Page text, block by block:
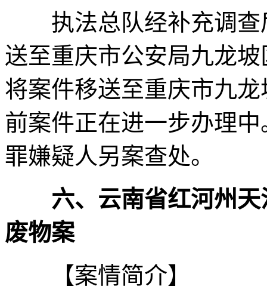
执法总队经补充调查
送至重庆市公安局九龙
将案件移送至重庆市九
前案件正在进一步办理
罪嫌疑人另案查处。
六、云南省红河州
废物案
【案情简介】